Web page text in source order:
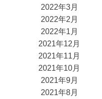
2022年3月
2022年2月
2022年1月
2021年12月
2021年11月
2021年10月
2021年9月
2021年8月